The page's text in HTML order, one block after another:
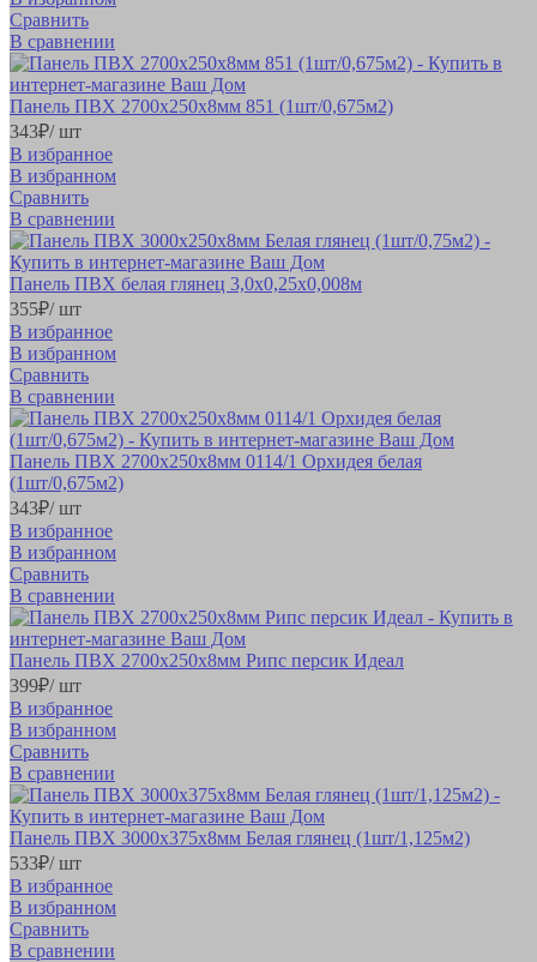
Сравнить
В сравнении
Панель ПВХ 2700х250х8мм 851 (1шт/0,675м2)
343₽/ шт
В избранное
В избранном
Сравнить
В сравнении
Панель ПВХ белая глянец 3,0х0,25х0,008м
355₽/ шт
В избранное
В избранном
Сравнить
В сравнении
Панель ПВХ 2700х250х8мм 0114/1 Орхидея белая
(1шт/0,675м2)
343₽/ шт
В избранное
В избранном
Сравнить
В сравнении
Панель ПВХ 2700х250х8мм Рипс персик Идеал
399₽/ шт
В избранное
В избранном
Сравнить
В сравнении
Панель ПВХ 3000х375х8мм Белая глянец (1шт/1,125м2)
533₽/ шт
В избранное
В избранном
Сравнить
В сравнении